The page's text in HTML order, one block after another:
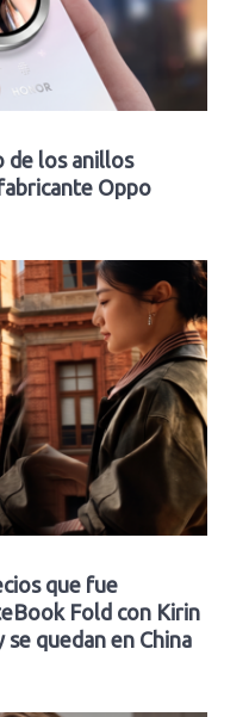
de los anillos
Oppo
que fue
Fold con Kirin
quedan en China